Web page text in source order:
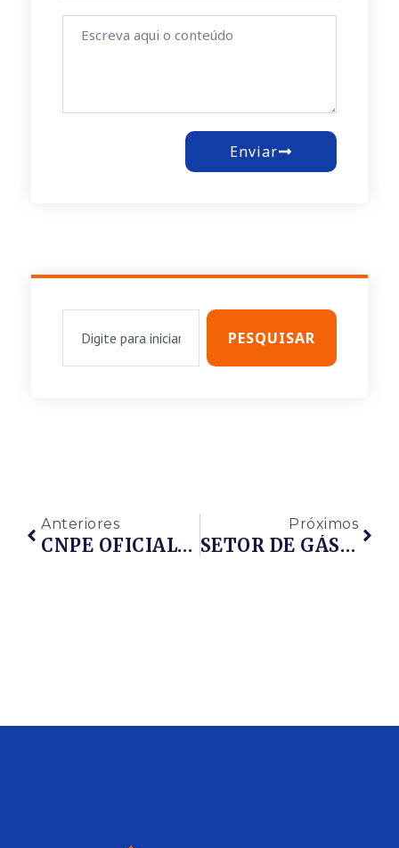
Enviar
PESQUISAR
Anteriores
CNPE OFICIALIZA TERCEIRA RODADA DE LICITAÇÕES DE ÁREAS DO PRÉ SAL
Próximos
SETOR DE GÁS NATURAL DE MOÇAMBIQUE IMPULSIONA INVESTIMENTOS DE EMPRESAS AMERICANAS